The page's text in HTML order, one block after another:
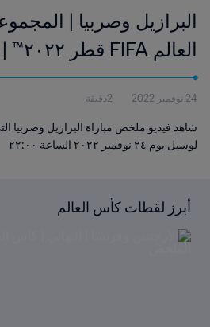
العالم FIFA قطر ٢٠٢٢™ | فيديو ملخص
24 نوفمبر 2022 2دقيقة
شاهد فيديو ملخص مباراة البرازيل وصربيا
لوسيل يوم ٢٤ نوفمبر ٢٠٢٢ الساعة ٢٢:٠٠
أبرز لقطات كأس العالم